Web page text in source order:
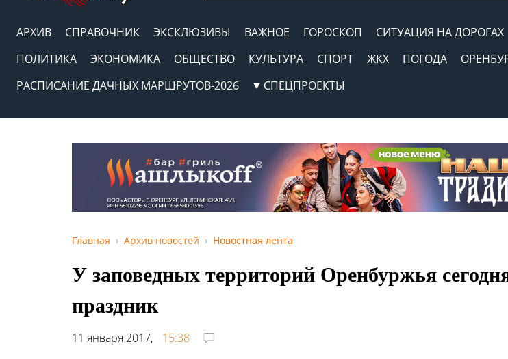
АРХИВ СПРАВОЧНИК ЭКСКЛЮЗИВЫ ВАЖНОЕ ГОРОСКОП СИТУАЦИЯ НА ДОРОГАХ
ПОЛИТИКА
ЭКОНОМИКА ОБЩЕСТВО КУЛЬТУРА СПОРТ ЖКХ ПОГОДА
РАСПИСАНИЕ ДАЧНЫХ МАРШРУТОВ-2026
СПЕЦПРОЕКТЫ
Главная Архив новостей Новостная лента
У заповедных территорий Оренбуржья
праздник
11 января 2017,
15:38